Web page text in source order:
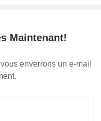
Maintenant!
enverrons un e-mail